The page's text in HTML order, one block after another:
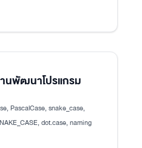
นพัฒนาโปรแกรม
PascalCase, snake_case,
dot.case, naming